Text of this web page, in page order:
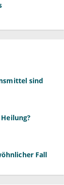
sind
Fall